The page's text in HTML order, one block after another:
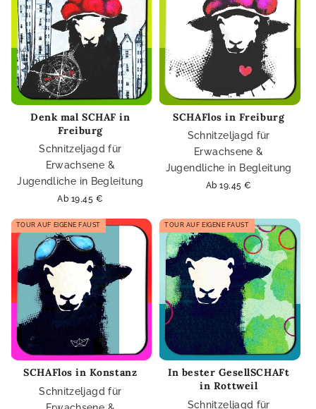
Denk mal SCHAF in
Freiburg
Schnitzeljagd für
Erwachsene &
Jugendliche in Begleitung
Normaler
Ab 19,45 €
SCHAFlos in Freiburg
Schnitzeljagd für
Erwachsene &
Jugendliche in Begleitung
Normaler
Ab 19,45 €
TOUR AUF EIGENE FAUST
SCHAFlos in Konstanz
Schnitzeljagd für
TOUR AUF EIGENE FAUST
In bester GesellSCHAFt
in Rottweil
Schnitzeljagd für